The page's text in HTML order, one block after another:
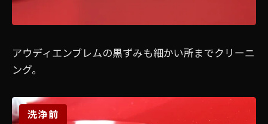
アウディエンブレムの黒ずみも細かい所までクリーニ
ング。
洗浄前